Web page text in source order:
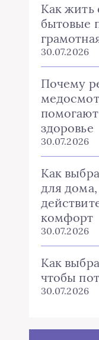
Как жить
бытовые
30.07.2026
Почему
здоровье
30.07.2026
Как
для
комфорт
30.07.2026
Как
чтобы
30.07.2026